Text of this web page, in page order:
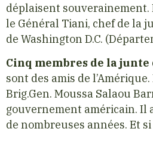
déplaisent souverainement.
le Général Tiani, chef de la
de Washington D.C.
Cinq membres de la
sont des amis de
Brig.Gen. Moussa Salaou
gouvernement américain. Il
de nombreuses années. Et